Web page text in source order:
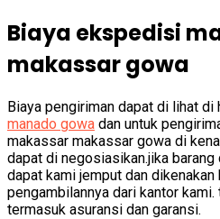
Biaya ekspedisi
makassar gowa
Biaya pengiriman dapat di lihat di
manado gowa dan untuk
makassar makassar gowa di
dapat di negosiasikan.jika barang
dapat kami jemput dan dikenakan
pengambilannya dari kantor
termasuk asuransi dan garansi.